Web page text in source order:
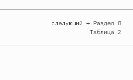
следующий → Раздел 8
Таблица 2